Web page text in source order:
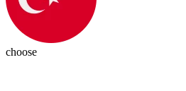
choose